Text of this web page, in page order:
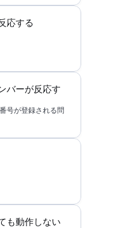
応する
バーが反応す
号が登録される問
も動作しない